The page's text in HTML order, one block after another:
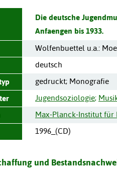
Die deutsche
Anfaengen bis 1933.
Wolfenbuettel u.a.:
deutsch
gedruckt; Monografie
Jugendsoziologie;
Max-Planck-Institut für
1996_(CD)
und